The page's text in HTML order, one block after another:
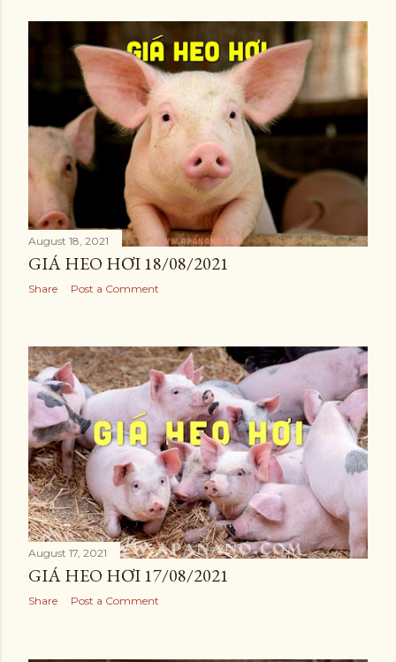
August 18, 2021
GIÁ HEO HƠI 18/08/2021
Share Post a Comment
August 17, 2021
GIÁ HEO HƠI 17/08/2021
Share Post a Comment